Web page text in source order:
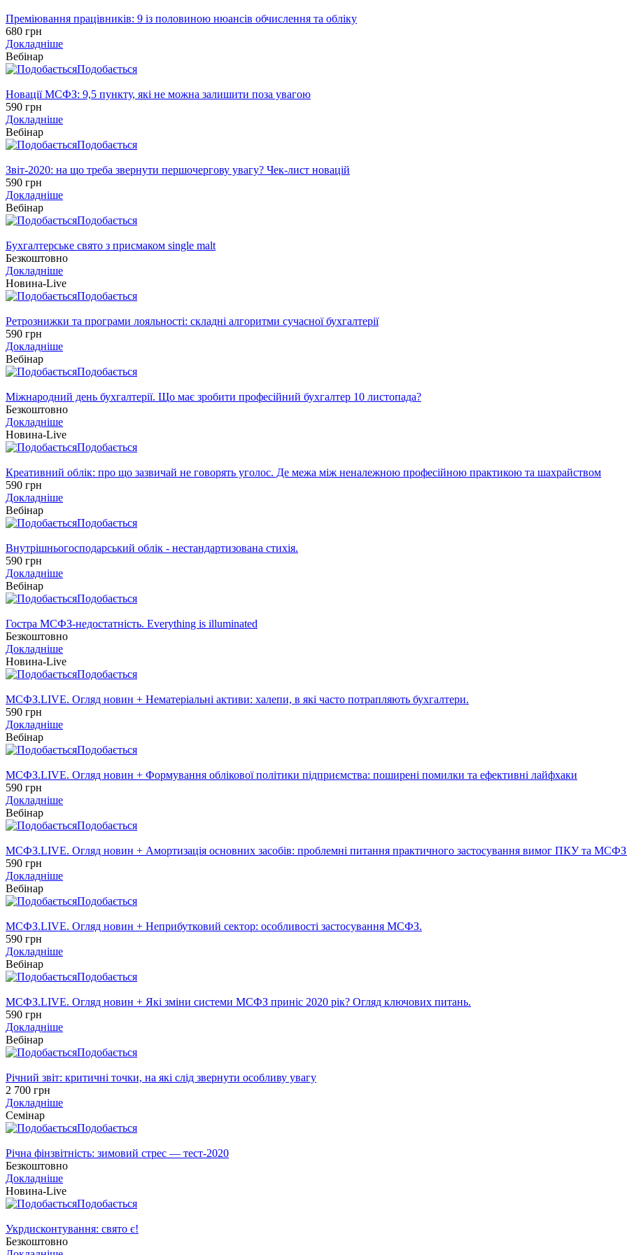
Преміювання працівників: 9 із половиною нюансів обчислення та обліку
680 грн
Докладніше
Вебінар
Подобається
Новації МСФЗ: 9,5 пункту, які не можна залишити поза увагою
590 грн
Докладніше
Вебінар
Подобається
Звіт-2020: на що треба звернути першочергову увагу? Чек-лист новацій
590 грн
Докладніше
Вебінар
Подобається
Бухгалтерське свято з присмаком single malt
Безкоштовно
Докладніше
Новина-Live
Подобається
Ретрознижки та програми лояльності: складні алгоритми сучасної бухгалтерії
590 грн
Докладніше
Вебінар
Подобається
Міжнародний день бухгалтерії. Що має зробити професійний бухгалтер 10 листопада?
Безкоштовно
Докладніше
Новина-Live
Подобається
Креативний облік: про що зазвичай не говорять уголос. Де межа між неналежною професійною практикою та шахрайством
590 грн
Докладніше
Вебінар
Подобається
Внутрішньогосподарський облік - нестандартизована стихія.
590 грн
Докладніше
Вебінар
Подобається
Гостра МСФЗ-недостатність. Everything is illuminated
Безкоштовно
Докладніше
Новина-Live
Подобається
МСФЗ.LIVE. Огляд новин + Нематеріальні активи: халепи, в які часто потрапляють бухгалтери.
590 грн
Докладніше
Вебінар
Подобається
МСФЗ.LIVE. Огляд новин + Формування облікової політики підприємства: поширені помилки та ефективні лайфхаки
590 грн
Докладніше
Вебінар
Подобається
МСФЗ.LIVE. Огляд новин + Амортизація основних засобів: проблемні питання практичного застосування вимог ПКУ та МСФЗ
590 грн
Докладніше
Вебінар
Подобається
МСФЗ.LIVE. Огляд новин + Неприбутковий сектор: особливості застосування МСФЗ.
590 грн
Докладніше
Вебінар
Подобається
МСФЗ.LIVE. Огляд новин + Які зміни системи МСФЗ приніс 2020 рік? Огляд ключових питань.
590 грн
Докладніше
Вебінар
Подобається
Річний звіт: критичні точки, на які слід звернути особливу увагу
2 700 грн
Докладніше
Семінар
Подобається
Річна фінзвітність: зимовий стрес — тест-2020
Безкоштовно
Докладніше
Новина-Live
Подобається
Укрдисконтування: свято є!
Безкоштовно